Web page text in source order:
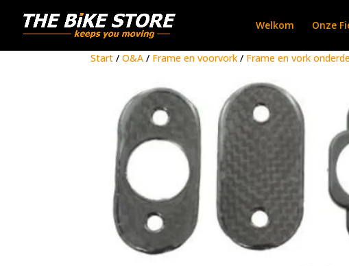
Welkom Onze
Start/ O&A/ Frame en voorvork/ Frame en vork